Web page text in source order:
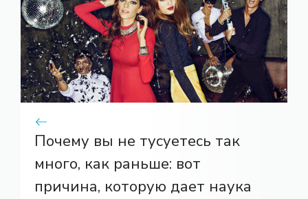
Почему вы не тусуетесь так
много, как раньше: вот
причина, которую дает наука